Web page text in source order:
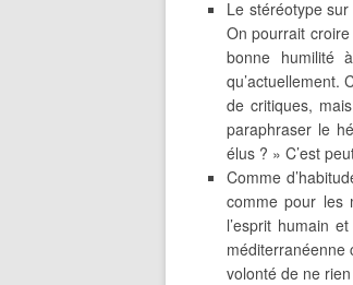
Le stéréotype
On pourrait
bonne humilité
qu’actuellement.
de critiques,
paraphraser le
élus ? » C’est
Comme
comme pour les
l’esprit humain
méditerranéenne
volonté de ne